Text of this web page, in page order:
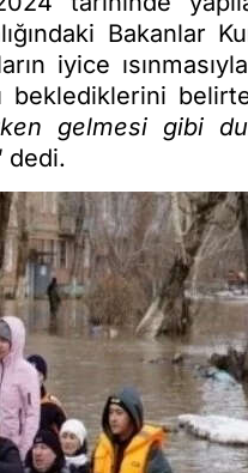
Bakanlar
iyice
gelmesi gibi
dedi.